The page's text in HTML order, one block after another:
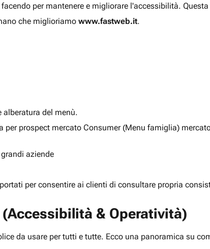
per mantenere e migliorare l'accessibilità.
che miglioriamo www.fastweb.it.
del menù.
prospect mercato Consumer (Menu famiglia)
aziende
per consentire ai clienti di consultare propria
(Accessibilità & Operatività)
da usare per tutti e tutte. Ecco una panoramica su